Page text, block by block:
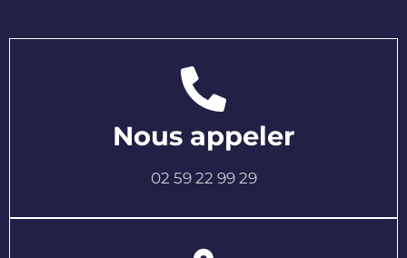
Nous appeler
02 59 22 99 29